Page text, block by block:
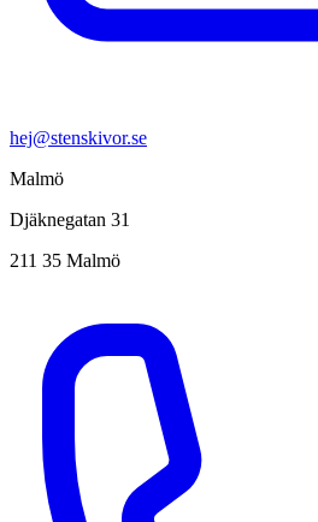
hej@stenskivor.se
Malmö
Djäknegatan 31
211 35 Malmö